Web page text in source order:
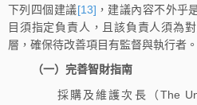
下列四個建議[13] ，建議內容不外乎
目須指定負責人，且該負責人須為
層，確保待改善項目有監督與執行者。
（一）完善智財指南
採購及維護次長（The